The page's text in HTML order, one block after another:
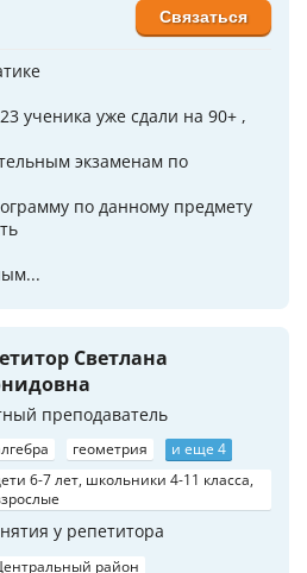
ученика уже сдали на 90+ ,
экзаменам по
по данному предмету
Связаться
Светлана
преподаватель
геометрия
и еще 4
6-7 лет, школьники 4-11 класса,
у репетитора
район